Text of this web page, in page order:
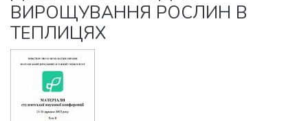
ВИРОЩУВАННЯ РОСЛИН В
ТЕПЛИЦЯХ